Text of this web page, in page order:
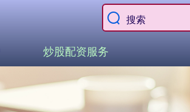
炒股配资服务